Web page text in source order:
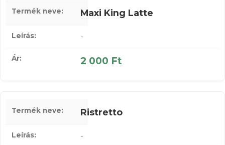
Maxi King Latte
-
2 000 Ft
Ristretto
-